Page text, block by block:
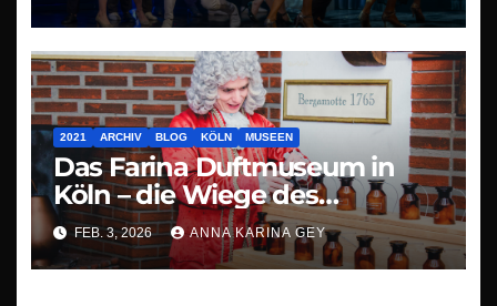
2021 ARCHIV BLOG KÖLN MUSEEN
Das Farina Duftmuseum in
Köln – die Wiege des
modernen Parfüms
FEB. 3, 2026 ANNA KARINA GEY